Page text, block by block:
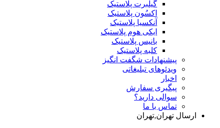
گیلبرت پلاستیک
اکسُون پلاستیک
آنکسیا پلاستیک
ایکی هوم پلاستیک
بانیس پلاستیک
کلبه پلاستیک
پیشنهادات شگفت انگیز
ویدئوهای تبلیغاتی
اخبار
پیگیری سفارش
سوالی دارید؟
تماس با ما
ارسال تهران,تهران